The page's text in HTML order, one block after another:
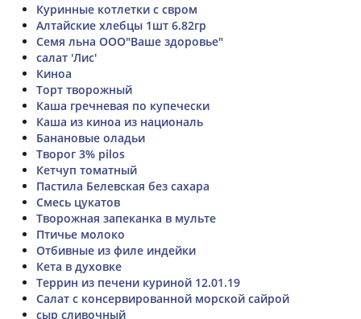
Куринные котлетки с свром
Алтайские хлебцы 1шт 6.82гр
Семя льна ООО"Ваше здоровье"
салат 'Лис'
Киноа
Торт творожный
Каша гречневая по купечески
Каша из киноа из националь
Банановые оладьи
Творог 3% pilos
Кетчуп томатный
Пастила Белевская без сахара
Смесь цукатов
Творожная запеканка в мульте
Птичье молоко
Отбивные из филе индейки
Кета в духовке
Террин из печени куриной 12.01.19
Салат с консервированной морской сайрой
сыр сливочный